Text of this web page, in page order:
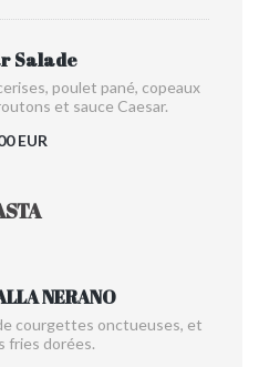
Salade
poulet pané, copeaux
et sauce Caesar.
EUR
NERANO
courgettes onctueuses, et
fries dorées.